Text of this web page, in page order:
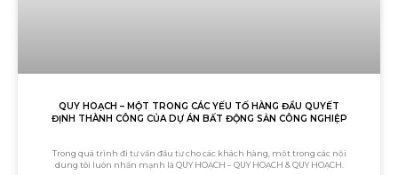
QUY HOẠCH – MỘT TRONG CÁC YẾU TỐ HÀNG ĐẦU QUYẾT
ĐỊNH THÀNH CÔNG CỦA DỰ ÁN BẤT ĐỘNG SẢN CÔNG NGHIỆP
Trong quá trình đi tư vấn đầu tư cho các khách hàng, một trong các nội
dung tôi luôn nhấn mạnh là QUY HOẠCH – QUY HOẠCH & QUY HOẠCH.